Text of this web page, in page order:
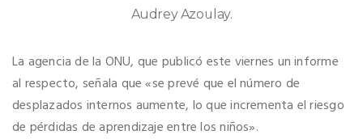
Audrey Azoulay.
La agencia de la ONU, que publicó este viernes un informe
al respecto, señala que «se prevé que el número de
desplazados internos aumente, lo que incrementa el riesgo
de pérdidas de aprendizaje entre los niños».